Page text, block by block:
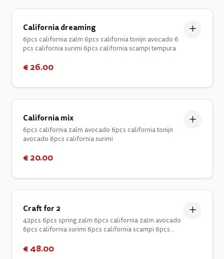
California dreaming
6pcs california zalm 6pcs california tonijn avocado 6
pcs california surimi 6pcs california scampi tempura
€ 26.00
California mix
6pcs california zalm avocado 6pcs california tonijn
avocado 6pcs california surimi
€ 20.00
Craft for 2
42pcs 6pcs spring zalm 6pcs california zalm avocado
6pcs california surimi 6pcs california scampi 6pcs
zalm 2pcs nigiri tonijn 2pcs nigiri st. jacobs
€ 48.00